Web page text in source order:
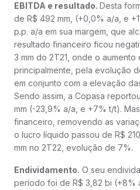
EBITDA e resultado. Desta
de R$ 492 mm, (+0,0% a/a, e
p.p. a/a em sua margem, que
resultado financeiro ficou
3 mm do 2T21, onde o aumento
principalmente, pela evolução
em conjunto com a elevação
Sendo assim, a Copasa
mm (-23,9% a/a, e +7% t/t).
financeiro, removendo as
o lucro líquido passou de R$
mm no 2T22, evolução de 7%.
Endividamento. O seu
período foi de R$ 3,82 bi (+8%